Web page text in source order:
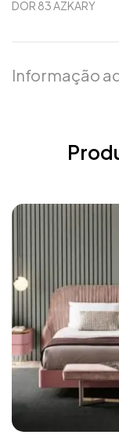
DOR 83 AZKARY
Informação